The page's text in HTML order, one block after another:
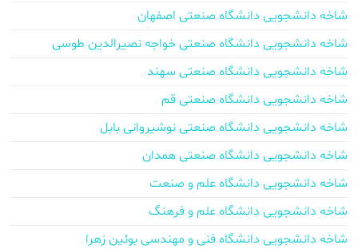
شاخه دانشجویی دانشگاه صنعتی اصفهان
شاخه دانشجویی دانشگاه صنعتی خواجه نصیرالدین طوسی
شاخه دانشجویی دانشگاه صنعتی سهند
شاخه دانشجویی دانشگاه صنعتی قم
شاخه دانشجویی دانشگاه صنعتی نوشیروانی بابل
شاخه دانشجویی دانشگاه صنعتی همدان
شاخه دانشجویی دانشگاه علم و صنعت
شاخه دانشجویی دانشگاه علم و فرهنگ
شاخه دانشجویی دانشگاه فنی و مهندسی بوئین زهرا